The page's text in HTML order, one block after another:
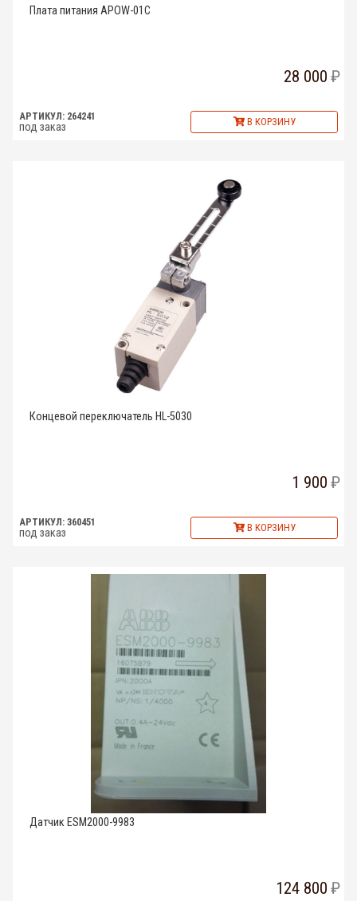
Плата питания APOW-01C
28 000
АРТИКУЛ: 264241
под заказ В КОРЗИНУ
Концевой переключатель HL-5030
1 900
АРТИКУЛ: 360451
под заказ В КОРЗИНУ
Датчик ESM2000-9983
124 800